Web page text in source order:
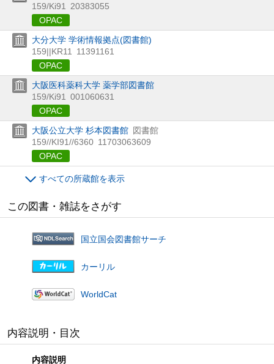
159/Ki91
20383055
OPAC
大分大学 学術情報拠点(図書館)
159||KR11
11391161
OPAC
大阪医科薬科大学 薬学部図書館
159/Ki91
001060631
OPAC
大阪公立大学 杉本図書館 図書館
159//KI91//6360 11703063609
OPAC
すべての所蔵館を表示
この図書・雑誌をさがす
国立国会図書館サーチ
カーリル
WorldCat
内容説明・目次
内容説明